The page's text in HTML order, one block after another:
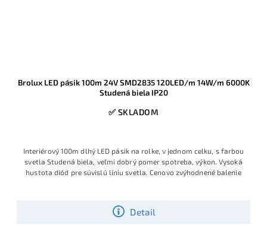
Brolux LED pásik 100m 24V SMD2835 120LED/m 14W/m 6000K
Studená biela IP20
✅ SKLADOM
Detail
Interiérový 100m dlhý LED pásik na rolke, v jednom celku, s farbou
svetla Studená biela, veľmi dobrý pomer spotreba, výkon. Vysoká
hustota diód pre súvislú líniu svetla. Cenovo zvýhodnené balenie